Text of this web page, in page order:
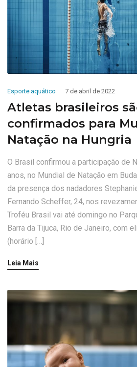
Esporte aquático 7 de abril de 2022
Atletas brasileiros
confirmados para
Natação na Hungria
O Brasil confirmou a participação de
anos, no Mundial de Natação em
da presença dos nadadores
Fernando Scheffer, 24, nos
Troféu Brasil vai até domingo no
Barra da Tijuca, Rio de Janeiro, com
(horário […]
Leia Mais